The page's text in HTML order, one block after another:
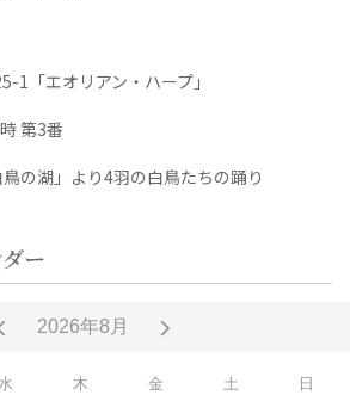
1「エオリアン・ハープ」
第3番
の湖」より4羽の白鳥たちの踊り
ー
2026年8月
木 金 土 日